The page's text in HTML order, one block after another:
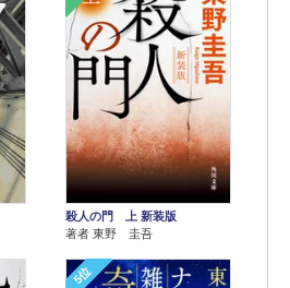
殺人の門 上 新装版
著者 東野 圭吾
5位